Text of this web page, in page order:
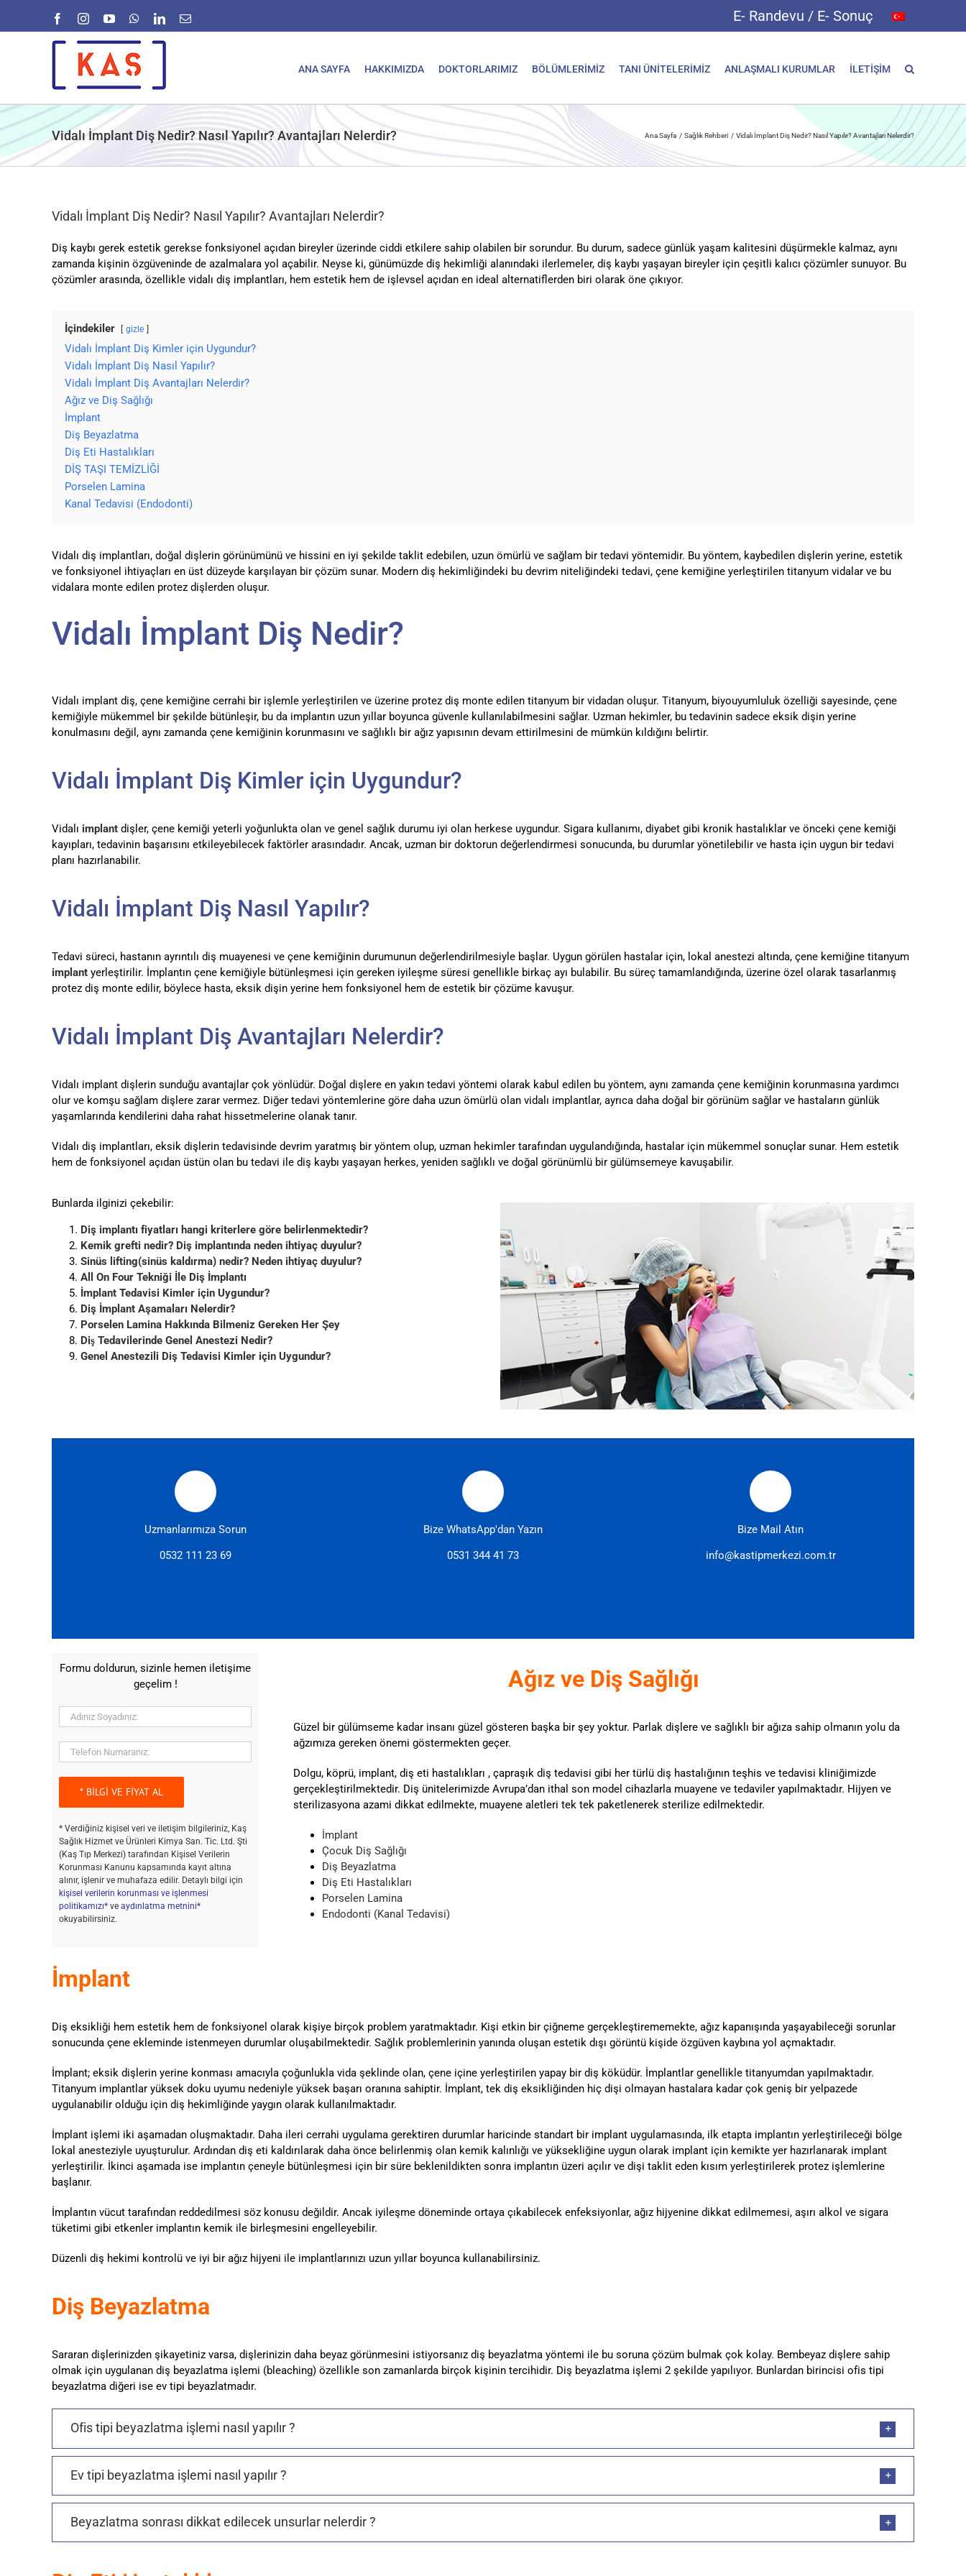
FacebookInstagramYouTubeWhatsApp
LinkedIn
E-
posta
E- Randevu / E- Sonuç
ANA SAYFA HAKKIMIZDA DOKTORLARIMIZ BÖLÜMLERİMİZ TANI ÜNİTELERİMİZ ANLAŞMALI KURUMLAR İLETİŞİM
Vidalı İmplant Diş Nedir? Nasıl Yapılır? Avantajları Nelerdir? Ana Sayfa Sağlık Rehberi Vidalı İmplant Diş Nedir? Nasıl Yapılır? Avantajları Nelerdir?
Vidalı İmplant Diş Nedir? Nasıl Yapılır? Avantajları Nelerdir?
Diş kaybı gerek estetik gerekse fonksiyonel açıdan bireyler üzerinde ciddi etkilere sahip olabilen bir sorundur. Bu durum, sadece günlük yaşam kalitesini düşürmekle kalmaz, aynı
zamanda kişinin özgüveninde de azalmalara yol açabilir. Neyse ki, günümüzde diş hekimliği alanındaki ilerlemeler, diş kaybı yaşayan bireyler için çeşitli kalıcı çözümler sunuyor. Bu
çözümler arasında, özellikle vidalı diş implantları, hem estetik hem de işlevsel açıdan en ideal alternatiflerden biri olarak öne çıkıyor.
İçindekiler gizle
Vidalı İmplant Diş Kimler için Uygundur?
Vidalı İmplant Diş Nasıl Yapılır?
Vidalı İmplant Diş Avantajları Nelerdir?
Ağız ve Diş Sağlığı
İmplant
Diş Beyazlatma
Diş Eti Hastalıkları
DİŞ TAŞI TEMİZLİĞİ
Porselen Lamina
Kanal Tedavisi (Endodonti)
Vidalı diş implantları, doğal dişlerin görünümünü ve hissini en iyi şekilde taklit edebilen, uzun ömürlü ve sağlam bir tedavi yöntemidir. Bu yöntem, kaybedilen dişlerin yerine, estetik
ve fonksiyonel ihtiyaçları en üst düzeyde karşılayan bir çözüm sunar. Modern diş hekimliğindeki bu devrim niteliğindeki tedavi, çene kemiğine yerleştirilen titanyum vidalar ve bu
vidalara monte edilen protez dişlerden oluşur.
Vidalı İmplant Diş Nedir?
Vidalı implant diş, çene kemiğine cerrahi bir işlemle yerleştirilen ve üzerine protez diş monte edilen titanyum bir vidadan oluşur. Titanyum, biyouyumluluk özelliği sayesinde, çene
kemiğiyle mükemmel bir şekilde bütünleşir, bu da implantın uzun yıllar boyunca güvenle kullanılabilmesini sağlar. Uzman hekimler, bu tedavinin sadece eksik dişin yerine
konulmasını değil, aynı zamanda çene kemiğinin korunmasını ve sağlıklı bir ağız yapısının devam ettirilmesini de mümkün kıldığını belirtir.
Vidalı İmplant Diş Kimler için Uygundur?
Vidalı implant dişler, çene kemiği yeterli yoğunlukta olan ve genel sağlık durumu iyi olan herkese uygundur. Sigara kullanımı, diyabet gibi kronik hastalıklar ve önceki çene kemiği
kayıpları, tedavinin başarısını etkileyebilecek faktörler arasındadır. Ancak, uzman bir doktorun değerlendirmesi sonucunda, bu durumlar yönetilebilir ve hasta için uygun bir tedavi
planı hazırlanabilir.
Vidalı İmplant Diş Nasıl Yapılır?
Tedavi süreci, hastanın ayrıntılı diş muayenesi ve çene kemiğinin durumunun değerlendirilmesiyle başlar. Uygun görülen hastalar için, lokal anestezi altında, çene kemiğine titanyum
implant yerleştirilir. İmplantın çene kemiğiyle bütünleşmesi için gereken iyileşme süresi genellikle birkaç ayı bulabilir. Bu süreç tamamlandığında, üzerine özel olarak tasarlanmış
protez diş monte edilir, böylece hasta, eksik dişin yerine hem fonksiyonel hem de estetik bir çözüme kavuşur.
Vidalı İmplant Diş Avantajları Nelerdir?
Vidalı implant dişlerin sunduğu avantajlar çok yönlüdür. Doğal dişlere en yakın tedavi yöntemi olarak kabul edilen bu yöntem, aynı zamanda çene kemiğinin korunmasına yardımcı
olur ve komşu sağlam dişlere zarar vermez. Diğer tedavi yöntemlerine göre daha uzun ömürlü olan vidalı implantlar, ayrıca daha doğal bir görünüm sağlar ve hastaların günlük
yaşamlarında kendilerini daha rahat hissetmelerine olanak tanır.
Vidalı diş implantları, eksik dişlerin tedavisinde devrim yaratmış bir yöntem olup, uzman hekimler tarafından uygulandığında, hastalar için mükemmel sonuçlar sunar. Hem estetik
hem de fonksiyonel açıdan üstün olan bu tedavi ile diş kaybı yaşayan herkes, yeniden sağlıklı ve doğal görünümlü bir gülümsemeye kavuşabilir.
Bunlarda ilginizi çekebilir:
Diş implantı fiyatları hangi kriterlere göre belirlenmektedir?
Kemik grefti nedir? Diş implantında neden ihtiyaç duyulur?
Sinüs lifting(sinüs kaldırma) nedir? Neden ihtiyaç duyulur?
All On Four Tekniği İle Diş İmplantı
İmplant Tedavisi Kimler için Uygundur?
Diş İmplant Aşamaları Nelerdir?
Porselen Lamina Hakkında Bilmeniz Gereken Her Şey
Diş Tedavilerinde Genel Anestezi Nedir?
Genel Anestezili Diş Tedavisi Kimler için Uygundur?
Uzmanlarımıza Sorun
0532 111 23 69
Bize WhatsApp'dan Yazın
0531 344 41 73
Bize Mail Atın
info@kastipmerkezi.com.tr
Formu doldurun, sizinle hemen iletişime
geçelim !
* Verdiğiniz kişisel veri ve iletişim bilgileriniz, Kaş
Sağlık Hizmet ve Ürünleri Kimya San. Tic. Ltd. Şti
(Kaş Tıp Merkezi) tarafından Kişisel Verilerin
Korunması Kanunu kapsamında kayıt altına
alınır, işlenir ve muhafaza edilir. Detaylı bilgi için
kişisel verilerin korunması ve işlenmesi
politikamızı* ve aydınlatma metnini*
okuyabilirsiniz.
Ağız ve Diş Sağlığı
Güzel bir gülümseme kadar insanı güzel gösteren başka bir şey yoktur. Parlak dişlere ve sağlıklı bir ağıza sahip olmanın yolu da
ağzımıza gereken önemi göstermekten geçer.
Dolgu, köprü, implant, diş eti hastalıkları , çapraşık diş tedavisi gibi her türlü diş hastalığının teşhis ve tedavisi kliniğimizde
gerçekleştirilmektedir. Diş ünitelerimizde Avrupa’dan ithal son model cihazlarla muayene ve tedaviler yapılmaktadır. Hijyen ve
sterilizasyona azami dikkat edilmekte, muayene aletleri tek tek paketlenerek sterilize edilmektedir.
İmplant
Çocuk Diş Sağlığı
Diş Beyazlatma
Diş Eti Hastalıkları
Porselen Lamina
Endodonti (Kanal Tedavisi)
İmplant
Diş eksikliği hem estetik hem de fonksiyonel olarak kişiye birçok problem yaratmaktadır. Kişi etkin bir çiğneme gerçekleştirememekte, ağız kapanışında yaşayabileceği sorunlar
sonucunda çene ekleminde istenmeyen durumlar oluşabilmektedir. Sağlık problemlerinin yanında oluşan estetik dışı görüntü kişide özgüven kaybına yol açmaktadır.
İmplant; eksik dişlerin yerine konması amacıyla çoğunlukla vida şeklinde olan, çene içine yerleştirilen yapay bir diş köküdür. İmplantlar genellikle titanyumdan yapılmaktadır.
Titanyum implantlar yüksek doku uyumu nedeniyle yüksek başarı oranına sahiptir. İmplant, tek diş eksikliğinden hiç dişi olmayan hastalara kadar çok geniş bir yelpazede
uygulanabilir olduğu için diş hekimliğinde yaygın olarak kullanılmaktadır.
İmplant işlemi iki aşamadan oluşmaktadır. Daha ileri cerrahi uygulama gerektiren durumlar haricinde standart bir implant uygulamasında, ilk etapta implantın yerleştirileceği bölge
lokal anesteziyle uyuşturulur. Ardından diş eti kaldırılarak daha önce belirlenmiş olan kemik kalınlığı ve yüksekliğine uygun olarak implant için kemikte yer hazırlanarak implant
yerleştirilir. İkinci aşamada ise implantın çeneyle bütünleşmesi için bir süre beklenildikten sonra implantın üzeri açılır ve dişi taklit eden kısım yerleştirilerek protez işlemlerine
başlanır.
İmplantın vücut tarafından reddedilmesi söz konusu değildir. Ancak iyileşme döneminde ortaya çıkabilecek enfeksiyonlar, ağız hijyenine dikkat edilmemesi, aşırı alkol ve sigara
tüketimi gibi etkenler implantın kemik ile birleşmesini engelleyebilir.
Düzenli diş hekimi kontrolü ve iyi bir ağız hijyeni ile implantlarınızı uzun yıllar boyunca kullanabilirsiniz.
Diş Beyazlatma
Sararan dişlerinizden şikayetiniz varsa, dişlerinizin daha beyaz görünmesini istiyorsanız diş beyazlatma yöntemi ile bu soruna çözüm bulmak çok kolay. Bembeyaz dişlere sahip
olmak için uygulanan diş beyazlatma işlemi (bleaching) özellikle son zamanlarda birçok kişinin tercihidir. Diş beyazlatma işlemi 2 şekilde yapılıyor. Bunlardan birincisi ofis tipi
beyazlatma diğeri ise ev tipi beyazlatmadır.
Ofis tipi beyazlatma işlemi nasıl yapılır ?
Ev tipi beyazlatma işlemi nasıl yapılır ?
Beyazlatma sonrası dikkat edilecek unsurlar nelerdir ?